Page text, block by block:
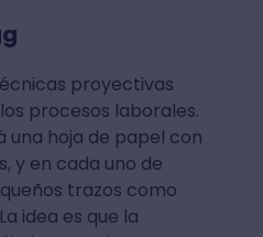
proyectivas
procesos laborales.
una hoja de papel con
y en cada uno de
trazos como
idea es que la